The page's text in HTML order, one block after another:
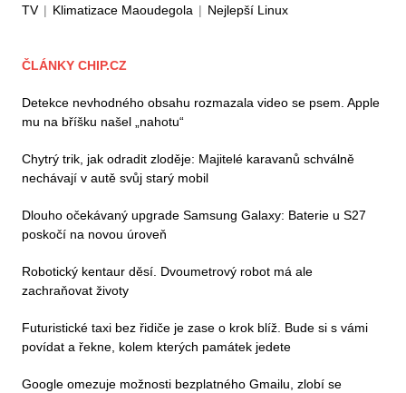
TV | Klimatizace Maoudegola | Nejlepší Linux
ČLÁNKY CHIP.CZ
Detekce nevhodného obsahu rozmazala video se psem. Apple
mu na bříšku našel „nahotu“
Chytrý trik, jak odradit zloděje: Majitelé karavanů schválně
nechávají v autě svůj starý mobil
Dlouho očekávaný upgrade Samsung Galaxy: Baterie u S27
poskočí na novou úroveň
Robotický kentaur děsí. Dvoumetrový robot má ale
zachraňovat životy
Futuristické taxi bez řidiče je zase o krok blíž. Bude si s vámi
povídat a řekne, kolem kterých památek jedete
Google omezuje možnosti bezplatného Gmailu, zlobí se